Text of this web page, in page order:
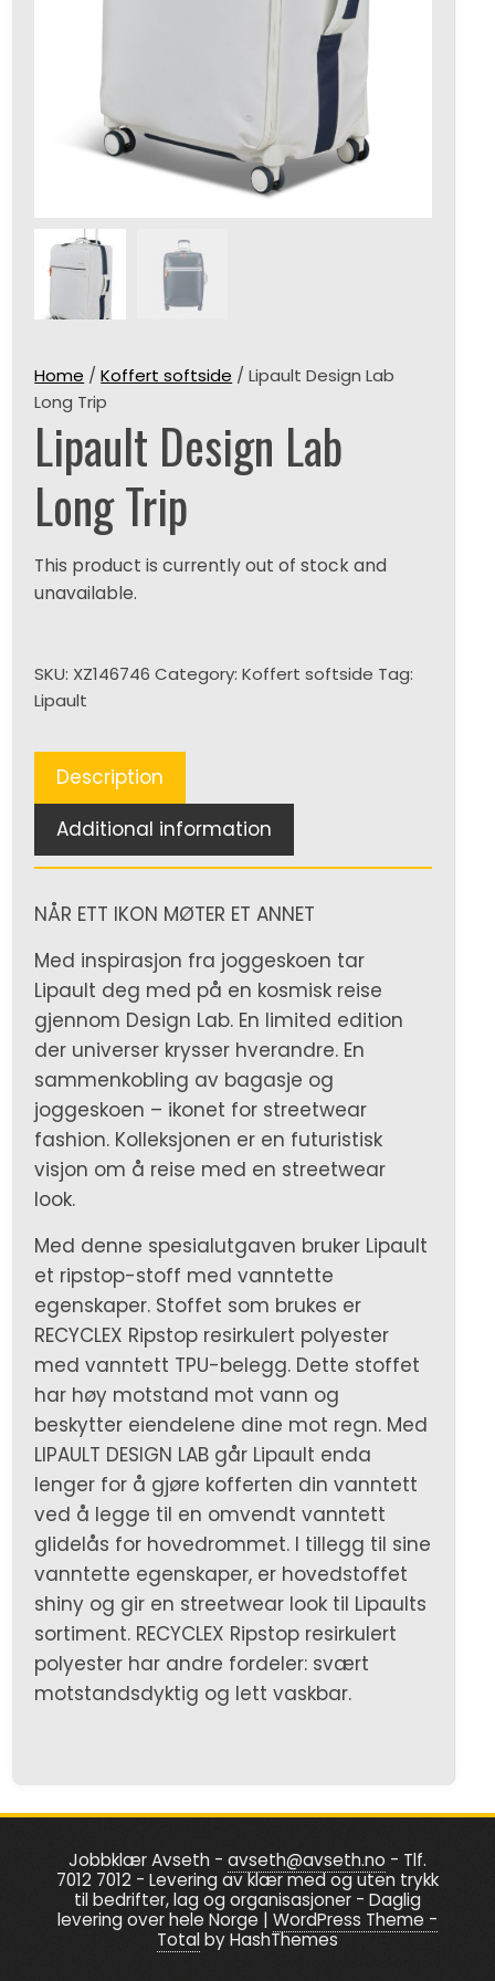
Home /Koffert softside / Lipault Design Lab
Long Trip
Lipault Design Lab
Long Trip
This product is currently out of stock and
unavailable.
SKU: XZ146746 Category:Koffert softside Tag:
Lipault
Description
Additional information
NÅR ETT IKON MØTER ET ANNET
Med inspirasjon fra joggeskoen tar
Lipault deg med på en kosmisk reise
gjennom Design Lab. En limited edition
der universer krysser hverandre. En
sammenkobling av bagasje og
joggeskoen – ikonet for streetwear
fashion. Kolleksjonen er en futuristisk
visjon om å reise med en streetwear
look.
Med denne spesialutgaven bruker Lipault
et ripstop-stoff med vanntette
egenskaper. Stoffet som brukes er
RECYCLEX Ripstop resirkulert polyester
med vanntett TPU-belegg. Dette stoffet
har høy motstand mot vann og
beskytter eiendelene dine mot regn. Med
LIPAULT DESIGN LAB går Lipault enda
lenger for å gjøre kofferten din vanntett
ved å legge til en omvendt vanntett
glidelås for hovedrommet. I tillegg til sine
vanntette egenskaper, er hovedstoffet
shiny og gir en streetwear look til Lipaults
sortiment. RECYCLEX Ripstop resirkulert
polyester har andre fordeler: svært
motstandsdyktig og lett vaskbar.
Jobbklær Avseth - avseth@avseth.no - Tlf.
7012 7012 - Levering av klær med og uten trykk
til bedrifter, lag og organisasjoner - Daglig
levering over hele Norge | WordPress Theme -
Totalby HashThemes